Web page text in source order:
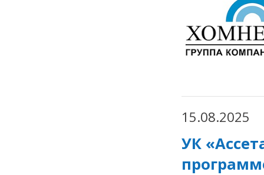
15.08.2025
УК